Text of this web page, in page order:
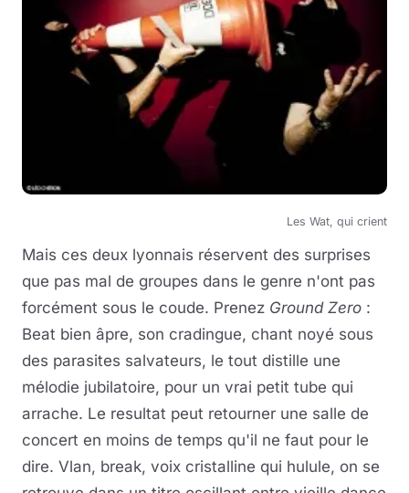
Les Wat, qui crient
Mais ces deux lyonnais réservent des surprises
que pas mal de groupes dans le genre n'ont pas
forcément sous le coude. Prenez Ground Zero :
Beat bien âpre, son cradingue, chant noyé sous
des parasites salvateurs, le tout distille une
mélodie jubilatoire, pour un vrai petit tube qui
arrache. Le resultat peut retourner une salle de
concert en moins de temps qu'il ne faut pour le
dire. Vlan, break, voix cristalline qui hulule, on se